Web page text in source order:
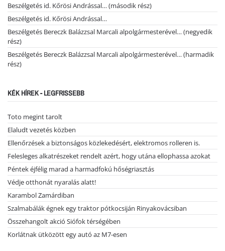
Beszélgetés id. Kőrösi Andrással… (második rész)
Beszélgetés id. Kőrösi Andrással…
Beszélgetés Bereczk Balázzsal Marcali alpolgármesterével… (negyedik
rész)
Beszélgetés Bereczk Balázzsal Marcali alpolgármesterével… (harmadik
rész)
KÉK HÍREK - LEGFRISSEBB
Toto megint tarolt
Elaludt vezetés közben
Ellenőrzések a biztonságos közlekedésért, elektromos rolleren is.
Felesleges alkatrészeket rendelt azért, hogy utána ellophassa azokat
Péntek éjfélig marad a harmadfokú hőségriasztás
Védje otthonát nyaralás alatt!
Karambol Zamárdiban
Szalmabálák égnek egy traktor pótkocsiján Rinyakovácsiban
Összehangolt akció Siófok térségében
Korlátnak ütközött egy autó az M7-esen